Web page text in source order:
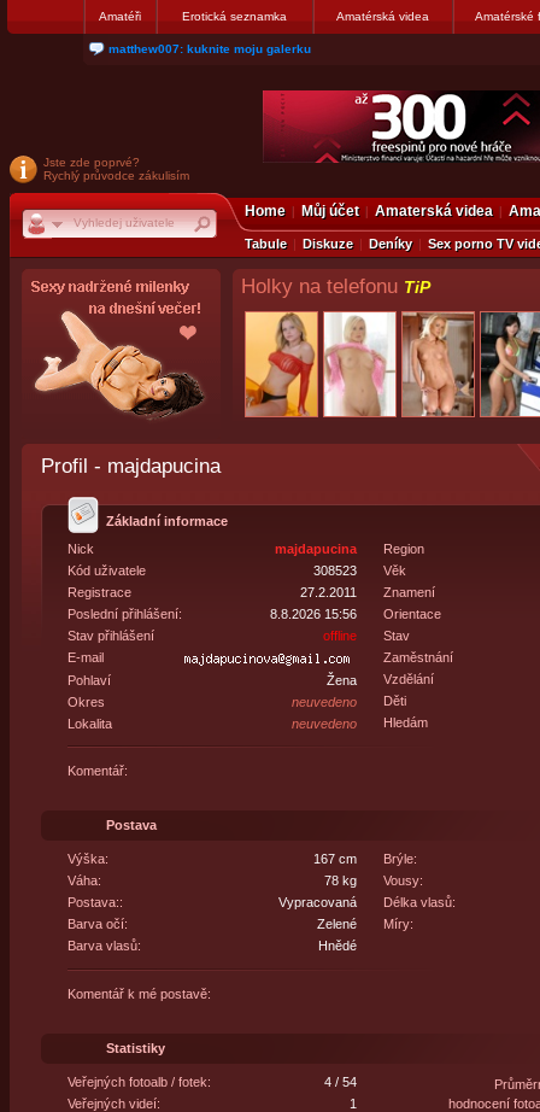
Amatéři Erotická seznamka Amatérská videa Amatérské
nanosekunda187: Hanka servis Praha Bulharská 10, tel:775674237
Jste zde poprvé?
Rychlý průvodce zákulisím
Home Můj účet Amaterská videa
Tabule Diskuze Deníky Sex porno TV
Holky na telefonu TiP
Profil - majdapucina
Základní informace
Nick
majdapucina
Kód uživatele
308523
Registrace
27.2.2011
Poslední přihlášení:
8.8.2026 15:56
Stav přihlášení
offline
E-mail
Pohlaví
Žena
Okres
neuvedeno
Lokalita
neuvedeno
Region
Věk
Znamení
Orientace
Stav
Zaměstnání
Vzdělání
Děti
Hledám
Komentář:
Postava
Výška:
167 cm
Váha:
78 kg
Postava::
Vypracovaná
Barva očí:
Zelené
Barva vlasů:
Hnědé
Brýle:
Vousy:
Délka vlasů:
Míry:
Komentář k mé postavě:
Statistiky
Veřejných fotoalb / fotek:
4 / 54
Veřejných videí:
1
hodnocení